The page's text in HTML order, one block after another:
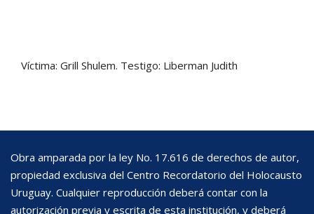
Víctima: Grill Shulem. Testigo: Liberman Judith
Obra amparada por la ley No. 17.616 de derechos de autor,
propiedad exclusiva del Centro Recordatorio del Holocausto
Uruguay. Cualquier reproducción deberá contar con la
autorización previa y escrita de esta institución, y deberá